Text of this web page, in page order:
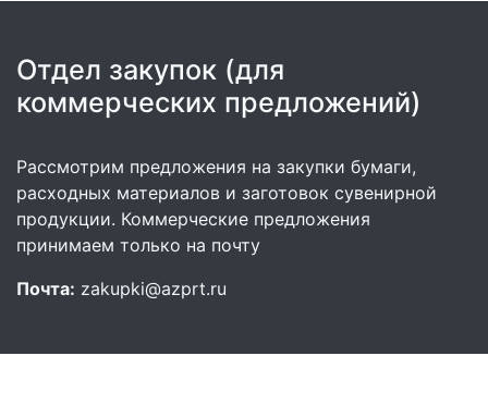
Отдел закупок (для
коммерческих предложений)
Рассмотрим предложения на закупки бумаги,
расходных материалов и заготовок сувенирной
продукции. Коммерческие предложения
принимаем только на почту
Почта: zakupki@azprt.ru